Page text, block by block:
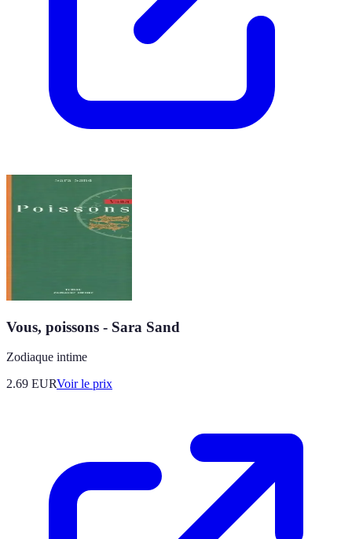
Vous, poissons - Sara Sand
Zodiaque intime
2.69 EURVoir le prix